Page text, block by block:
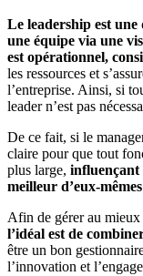
Le leadership est
une équipe via une
est opérationnel,
les ressources et
l’entreprise. Ainsi, si
leader n’est pas
De ce fait, si le
claire pour que tout
plus large, influençant
meilleur d’eux-
Afin de gérer au mieux
l’idéal est de
être un bon
l’innovation et